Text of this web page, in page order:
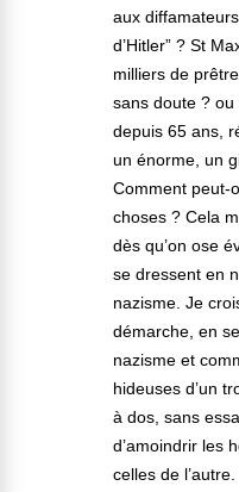
aux
d’Hitler” ? St
milliers de
sans doute ? ou
depuis 65 ans,
un énorme, un
Comment peut-
choses ? Cela
dès qu’on ose
se dressent en
nazisme. Je
démarche, en
nazisme et
hideuses d’un
à dos, sans
d’amoindrir les
celles de l’autre.